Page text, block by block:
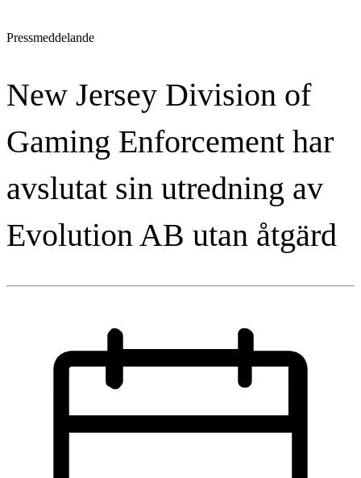
Pressmeddelande
New Jersey Division of
Gaming Enforcement har
avslutat sin utredning av
Evolution AB utan åtgärd